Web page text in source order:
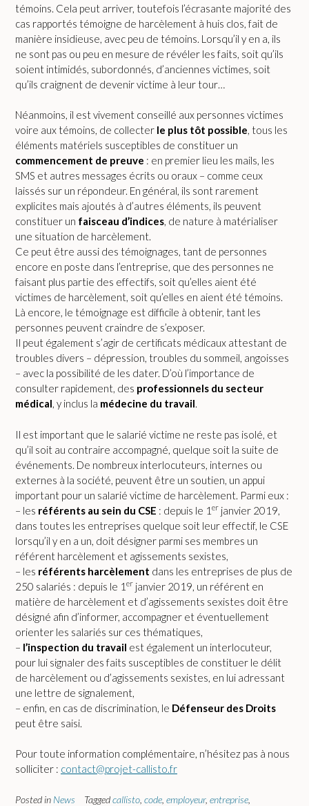
témoins. Cela peut arriver, toutefois l’écrasante majorité des
cas rapportés témoigne de harcèlement à huis clos, fait de
manière insidieuse, avec peu de témoins. Lorsqu’il y en a, ils
ne sont pas ou peu en mesure de révéler les faits, soit qu’ils
soient intimidés, subordonnés, d’anciennes victimes, soit
qu’ils craignent de devenir victime à leur tour…
Néanmoins, il est vivement conseillé aux personnes victimes
voire aux témoins, de collecter le plus tôt possible, tous les
éléments matériels susceptibles de constituer un
commencement de preuve : en premier lieu les mails, les
SMS et autres messages écrits ou oraux – comme ceux
laissés sur un répondeur. En général, ils sont rarement
explicites mais ajoutés à d’autres éléments, ils peuvent
constituer un faisceau d’indices, de nature à matérialiser
une situation de harcèlement.
Ce peut être aussi des témoignages, tant de personnes
encore en poste dans l’entreprise, que des personnes ne
faisant plus partie des effectifs, soit qu’elles aient été
victimes de harcèlement, soit qu’elles en aient été témoins.
Là encore, le témoignage est difficile à obtenir, tant les
personnes peuvent craindre de s’exposer.
Il peut également s’agir de certificats médicaux attestant de
troubles divers – dépression, troubles du sommeil, angoisses
– avec la possibilité de les dater. D’où l’importance de
consulter rapidement, des professionnels du secteur
médical, y inclus la médecine du travail.
Il est important que le salarié victime ne reste pas isolé, et
qu’il soit au contraire accompagné, quelque soit la suite de
événements. De nombreux interlocuteurs, internes ou
externes à la société, peuvent être un soutien, un appui
important pour un salarié victime de harcèlement. Parmi eux :
– les référents au sein du CSE : depuis le 1 er janvier 2019,
dans toutes les entreprises quelque soit leur effectif, le CSE
lorsqu’il y en a un, doit désigner parmi ses membres un
référent harcèlement et agissements sexistes,
– les référents harcèlement dans les entreprises de plus de
250 salariés : depuis le 1 er janvier 2019, un référent en
matière de harcèlement et d’agissements sexistes doit être
désigné afin d’informer, accompagner et éventuellement
orienter les salariés sur ces thématiques,
– l’inspection du travail est également un interlocuteur,
pour lui signaler des faits susceptibles de constituer le délit
de harcèlement ou d’agissements sexistes, en lui adressant
une lettre de signalement,
– enfin, en cas de discrimination, le Défenseur des Droits
peut être saisi.
Pour toute information complémentaire, n’hésitez pas à nous
solliciter : contact@projet-callisto.fr
Posted in News Taggedcallisto code employeur, entreprise